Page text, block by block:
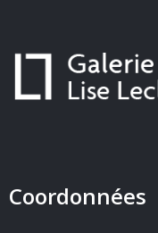
Coordonnées